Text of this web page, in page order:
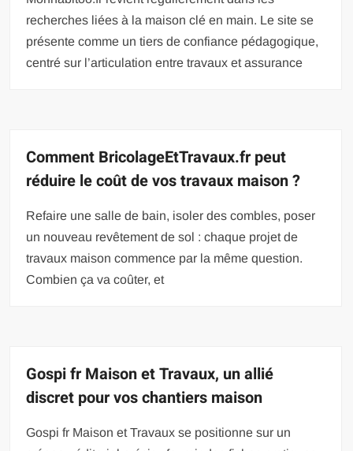
recherches liées à la maison clé en main. Le site se
présente comme un tiers de confiance pédagogique,
centré sur l’articulation entre travaux et assurance
Comment BricolageEtTravaux.fr peut
réduire le coût de vos travaux maison ?
Refaire une salle de bain, isoler des combles, poser
un nouveau revêtement de sol : chaque projet de
travaux maison commence par la même question.
Combien ça va coûter, et
Gospi fr Maison et Travaux, un allié
discret pour vos chantiers maison
Gospi fr Maison et Travaux se positionne sur un